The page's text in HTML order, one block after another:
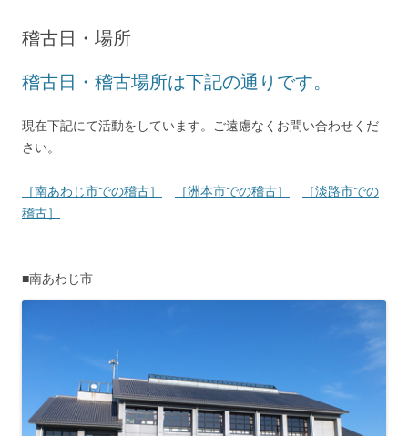
稽古日・場所
稽古日・稽古場所は下記の通りです。
現在下記にて活動をしています。ご遠慮なくお問い合わせくだ
さい。
［南あわじ市での稽古］ ［洲本市での稽古］
［淡路市での
稽古］
■南あわじ市